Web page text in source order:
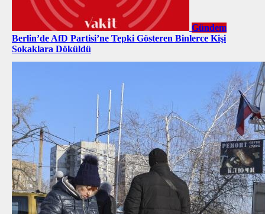
Gündem
Berlin’de AfD Partisi’ne Tepki Gösteren Binlerce Kişi
Sokaklara Döküldü